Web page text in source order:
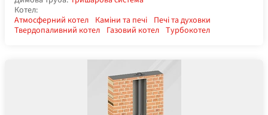
Котел:
Атмосферний котел Каміни та печі Печі та духовки
Твердопаливний котел Газовий котел Турбокотел